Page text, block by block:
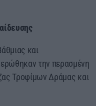
και
την περασμένη
Τροφίμων Δράμας και